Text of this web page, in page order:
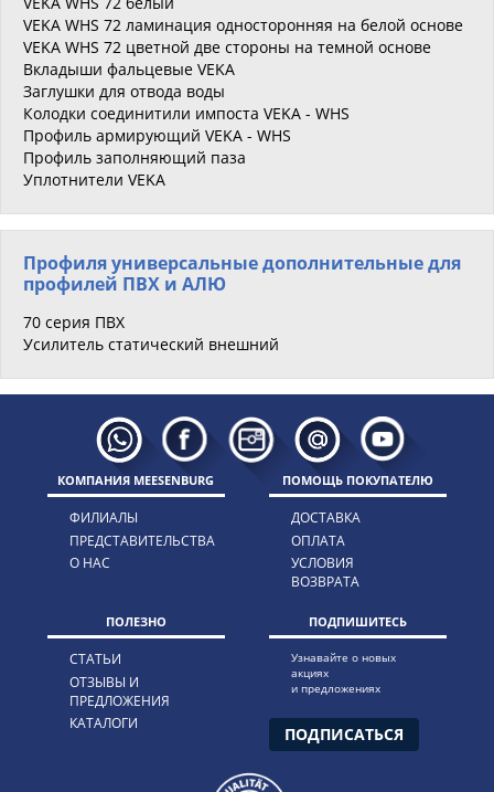
VEKA WHS 72 ламинация односторонняя на белой основе
VEKA WHS 72 цветной две стороны на темной основе
Вкладыши фальцевые VEKA
Заглушки для отвода воды
Колодки соединитили импоста VEKA - WHS
Профиль армирующий VEKA - WHS
Профиль заполняющий паза
Уплотнители VEKA
Профиля универсальные дополнительные для
профилей ПВХ и АЛЮ
70 серия ПВХ
Усилитель статический внешний
КОМПАНИЯ MEESENBURG
ФИЛИАЛЫ
ПРЕДСТАВИТЕЛЬСТВА
О НАС
ПОМОЩЬ ПОКУПАТЕЛЮ
ДОСТАВКА
ОПЛАТА
УСЛОВИЯ
ВОЗВРАТА
ПОЛЕЗНО
СТАТЬИ
ОТЗЫВЫ И
ПРЕДЛОЖЕНИЯ
КАТАЛОГИ
ПОДПИШИТЕСЬ
Узнавайте о новых
акциях
и предложениях
ПОДПИСАТЬСЯ